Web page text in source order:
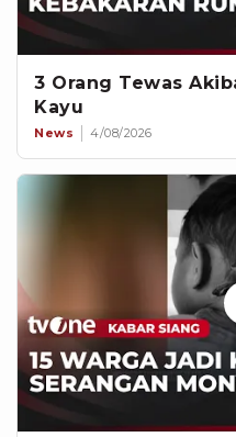
3 Orang Tewas
Kayu
News 4/08/2026